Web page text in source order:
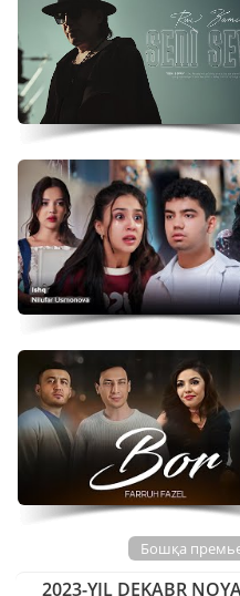
Бошқа
2023-YIL DEKABR